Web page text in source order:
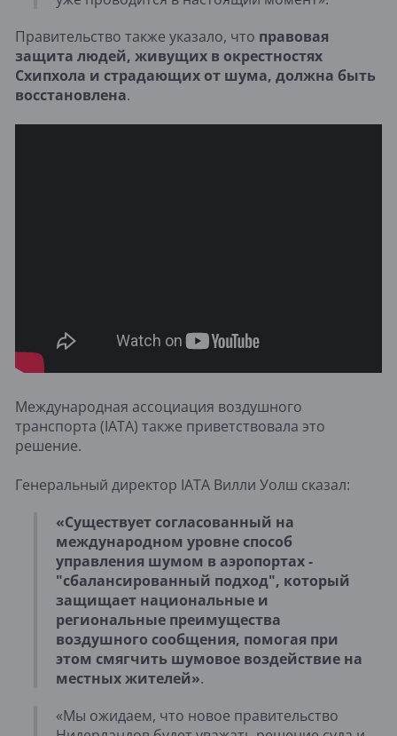
Правительство также указало, что правовая
защита людей, живущих в окрестностях
Схипхола и страдающих от шума, должна быть
восстановлена.
Международная ассоциация воздушного
транспорта (IATA) также приветствовала это
решение.
Генеральный директор IATA Вилли Уолш сказал:
«Существует согласованный на
международном уровне способ
управления шумом в аэропортах -
"сбалансированный подход", который
защищает национальные и
региональные преимущества
воздушного сообщения, помогая при
этом смягчить шумовое воздействие на
местных жителей».
«Мы ожидаем, что новое правительство